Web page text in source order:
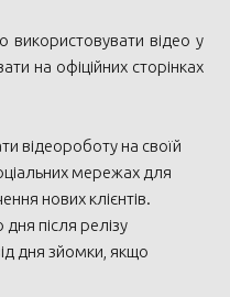
відео у
на офіційних сторінках
відеороботу на своїй
мережах для
нових клієнтів.
після релізу
дня зйомки, якщо